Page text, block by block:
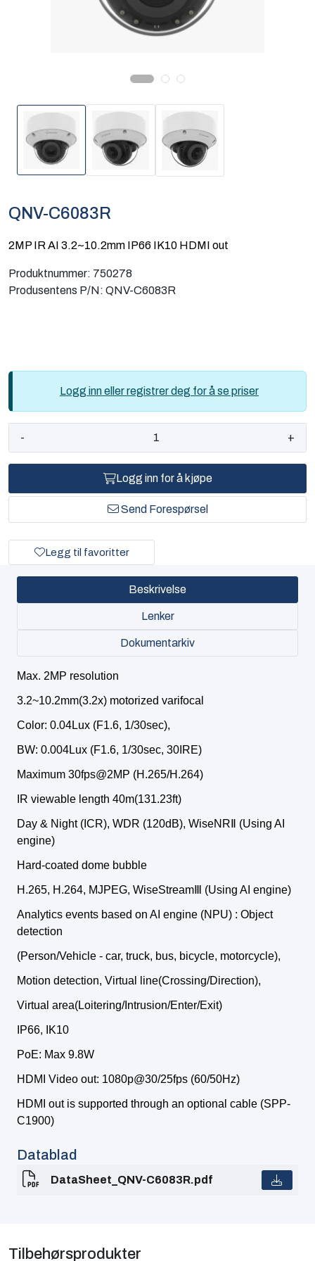
QNV-C6083R
2MP IR AI 3.2~10.2mm IP66 IK10 HDMI out
Produktnummer: 750278
Produsentens P/N: QNV-C6083R
Logg inn eller registrer deg for å se priser
- +
Logg inn for å kjøpe
Send Forespørsel
Legg til favoritter
Beskrivelse
Lenker
Dokumentarkiv
Max. 2MP resolution
3.2~10.2mm(3.2x) motorized varifocal
Color: 0.04Lux (F1.6, 1/30sec),
BW: 0.004Lux (F1.6, 1/30sec, 30IRE)
Maximum 30fps@2MP (H.265/H.264)
IR viewable length 40m(131.23ft)
Day & Night (ICR), WDR (120dB), WiseNR
(Using AI
engine)
Hard-coated dome bubble
H.265, H.264, MJPEG, WiseStream (Using AI engine)
Analytics events based on AI engine (NPU) : Object
detection
(Person/Vehicle - car, truck, bus, bicycle, motorcycle),
Motion detection, Virtual line(Crossing/Direction),
Virtual area(Loitering/Intrusion/Enter/Exit)
IP66, IK10
PoE: Max 9.8W
HDMI Video out: 1080p@30/25fps (60/50Hz)
HDMI out is supported through an optional cable (SPP-
C1900)
Datablad
DataSheet_QNV-C6083R.pdf
Tilbehørsprodukter
Infosenter